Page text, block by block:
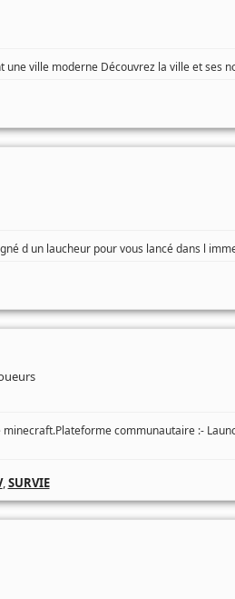
ville moderne Découvrez la ville et ses
d un laucheur pour vous lancé dans l
communautaire :-
,SURVIE